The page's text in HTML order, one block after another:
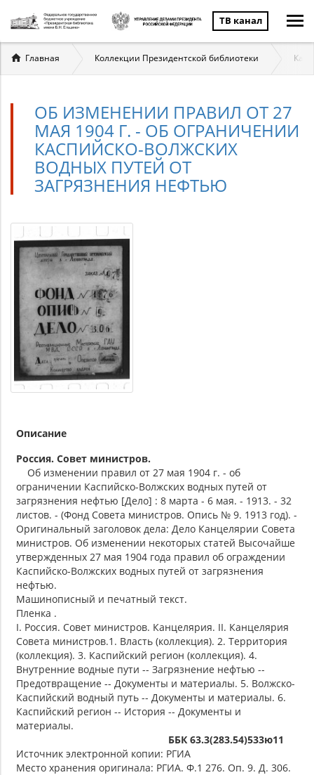
ТВ канал
Вы
здесь
Главная Коллекции Президентской библиотеки
ОБ ИЗМЕНЕНИИ ПРАВИЛ ОТ 27
МАЯ 1904 Г. - ОБ ОГРАНИЧЕНИИ
КАСПИЙСКО-ВОЛЖСКИХ
ВОДНЫХ ПУТЕЙ ОТ
ЗАГРЯЗНЕНИЯ НЕФТЬЮ
Описание
Россия. Совет министров.
Об изменении правил от 27 мая 1904 г. - об
ограничении Каспийско-Волжских водных путей от
загрязнения нефтью [Дело] : 8 марта - 6 мая. - 1913. - 32
листов. - (Фонд Совета министров. Опись № 9. 1913 год). -
Оригинальный заголовок дела: Дело Канцелярии Совета
министров. Об изменении некоторых статей Высочайше
утвержденных 27 мая 1904 года правил об ограждении
Каспийско-Волжских водных путей от загрязнения
нефтью.
Машинописный и печатный текст.
Пленка .
I. Россия. Совет министров. Канцелярия. II. Канцелярия
Совета министров.1. Власть (коллекция). 2. Территория
(коллекция). 3. Каспийский регион (коллекция). 4.
Внутренние водные пути -- Загрязнение нефтью --
Предотвращение -- Документы и материалы. 5. Волжско-
Каспийский водный путь -- Документы и материалы. 6.
Каспийский регион -- История -- Документы и
материалы.
ББК 63.3(283.54)533ю11
Источник электронной копии: РГИА
Место хранения оригинала: РГИА. Ф.1 276. Оп. 9. Д. 306.